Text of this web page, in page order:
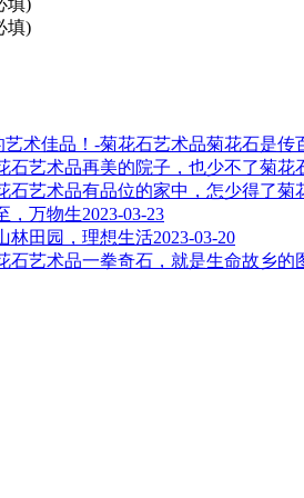
填)
菊花石是传
再美的院子，也少不了菊花
有品位的家中，怎少得了菊
，万物生2023-03-23
林田园，理想生活2023-03-20
一拳奇石，就是生命故乡的